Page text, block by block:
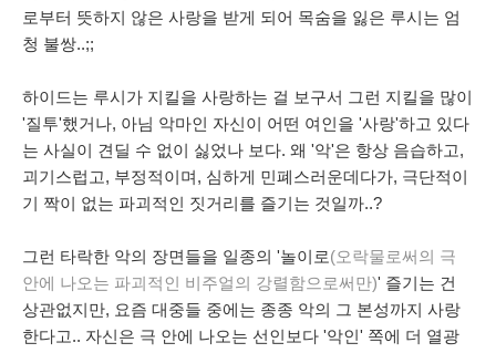
로부터 뜻하지 않은 사랑을 받게 되어 목숨을 잃은 루시는 엄
청 불쌍..;;
하이드는 루시가 지킬을 사랑하는 걸 보구서 그런 지킬을 많이
'질투'했거나, 아님 악마인 자신이 어떤 여인을 '사랑'하고 있다
는 사실이 견딜 수 없이 싫었나 보다. 왜 '악'은 항상 음습하고,
괴기스럽고, 부정적이며, 심하게 민폐스러운데다가, 극단적이
기 짝이 없는 파괴적인 짓거리를 즐기는 것일까..?
그런 타락한 악의 장면들을 일종의 '놀이로(오락물로써의 극
안에 나오는 파괴적인 비주얼의 강렬함으로써만)' 즐기는 건
상관없지만, 요즘 대중들 중에는 종종 악의 그 본성까지 사랑
한다고.. 자신은 극 안에 나오는 선인보다 '악인' 쪽에 더 열광